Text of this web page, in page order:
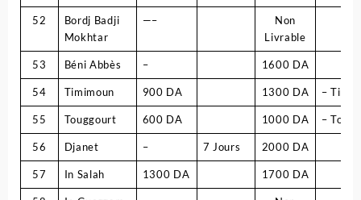
52
Bordj Badji
Mokhtar
—–
Non
Livrable
53 Béni Abbès – 1600 DA
54 Timimoun 900 DA 1300 DA –
55 Touggourt 600 DA 1000 DA –
56 Djanet – 7 Jours 2000 DA
57 In Salah 1300 DA 1700 DA